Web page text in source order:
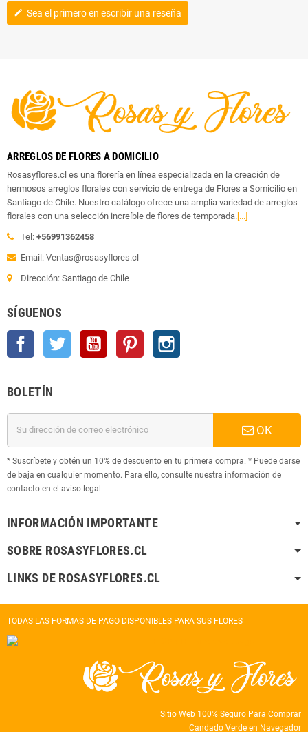
edit Sea el primero en escribir una reseña
ARREGLOS DE FLORES A DOMICILIO
Rosasyflores.cl es una florería en línea especializada en la creación de
hermosos arreglos florales con servicio de entrega de Flores a Somicilio en
Santiago de Chile. Nuestro catálogo ofrece una amplia variedad de arreglos
florales con una selección increíble de flores de temporada. [...]
Tel: +56991362458
Email: Ventas@rosasyflores.cl
Dirección: Santiago de Chile
SÍGUENOS
Facebook Twitter YouTube Pinterest
BOLETÍN
OK
* Suscríbete y obtén un 10% de descuento en tu primera compra. * Puede darse
de baja en cualquier momento. Para ello, consulte nuestra información de
contacto en el aviso legal.
INFORMACIÓN IMPORTANTE
SOBRE ROSASYFLORES.CL
LINKS DE ROSASYFLORES.CL
TODAS LAS FORMAS DE PAGO DISPONIBLES PARA SUS FLORES
Sitio Web 100% Seguro Para Comprar
Candado Verde en Navegador